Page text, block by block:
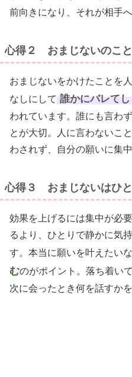
前向きになり、それが相手
心得２ おまじないのこ
おまじないをかけたことを
なしにして 誰かにバレて
われています。誰にも言わ
とが大切。人に言わないこ
わされず、自分の願いに集
心得３ おまじないはひ
効果を上げるには集中が必
るより、ひとりで静かに気
す。本当に願いを叶えたいな
むのがポイント。落ち着い
次に会ったとき何を話すか